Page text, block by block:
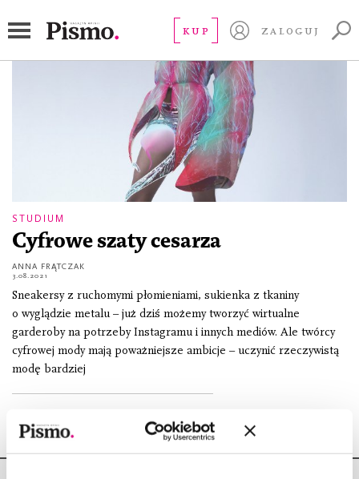
KUP ZALOGUJ
STUDIUM
Cyfrowe szaty cesarza
ANNA FRĄTCZAK
3.08.2021
Sneakersy z ruchomymi płomieniami, sukienka z tkaniny
o wyglądzie metalu – już dziś możemy tworzyć wirtualne
garderoby na potrzeby Instagramu i innych mediów. Ale twórcy
cyfrowej mody mają poważniejsze ambicje – uczynić rzeczywistą
modę bardziej